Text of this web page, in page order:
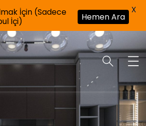
İçin (Sadece
İçi)
Hemen Ara
X